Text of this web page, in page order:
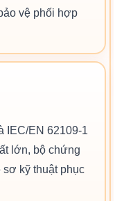
vệ phối hợp
IEC/EN 62109-1
lớn, bộ chứng
kỹ thuật phục